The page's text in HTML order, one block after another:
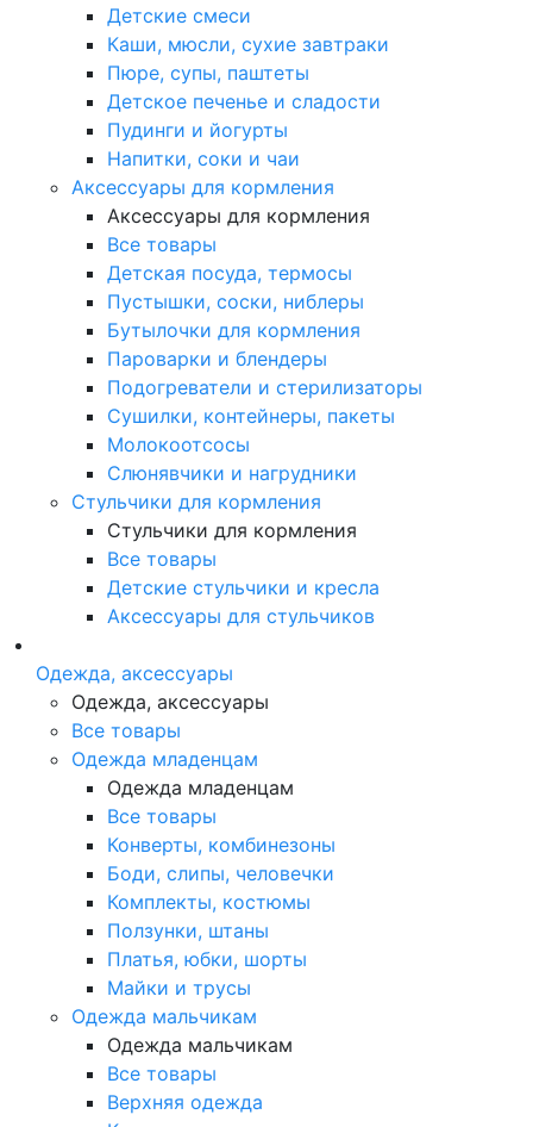
Детские смеси
Каши, мюсли, сухие завтраки
Пюре, супы, паштеты
Детское печенье и сладости
Пудинги и йогурты
Напитки, соки и чаи
Аксессуары для кормления
Аксессуары для кормления
Все товары
Детская посуда, термосы
Пустышки, соски, ниблеры
Бутылочки для кормления
Пароварки и блендеры
Подогреватели и стерилизаторы
Сушилки, контейнеры, пакеты
Молокоотсосы
Слюнявчики и нагрудники
Стульчики для кормления
Стульчики для кормления
Все товары
Детские стульчики и кресла
Аксессуары для стульчиков
Одежда, аксессуары
Одежда, аксессуары
Все товары
Одежда младенцам
Одежда младенцам
Все товары
Конверты, комбинезоны
Боди, слипы, человечки
Комплекты, костюмы
Ползунки, штаны
Платья, юбки, шорты
Майки и трусы
Одежда мальчикам
Одежда мальчикам
Все товары
Верхняя одежда